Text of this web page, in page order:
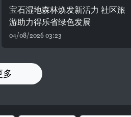
宝石湿地森林焕发新活力 社区旅
游助力得乐省绿色发展
04/08/2026 03:23
多